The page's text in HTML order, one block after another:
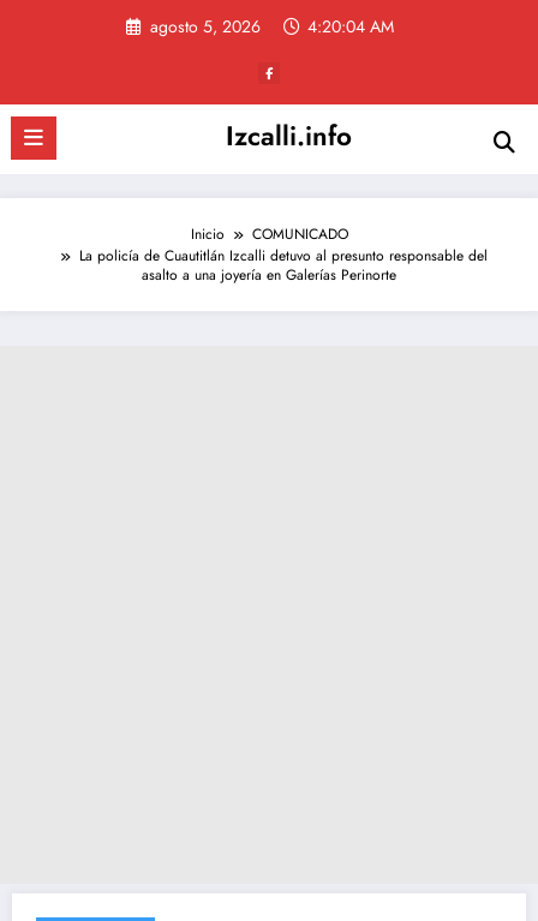
agosto 5, 2026 4:20:05 AM
Izcalli.info
Inicio
COMUNICADO
La policía de Cuautitlán Izcalli detuvo al presunto responsable del
asalto a una joyería en Galerías Perinorte